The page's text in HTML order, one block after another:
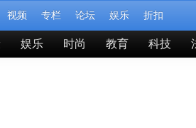
视频 专栏 论坛 娱乐 折扣
娱乐 时尚 教育 科技